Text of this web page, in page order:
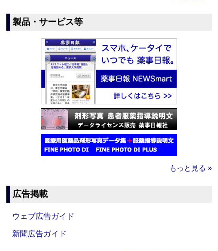
製品・サービス等
もっと見る »
広告掲載
ウェブ広告ガイド
新聞広告ガイド